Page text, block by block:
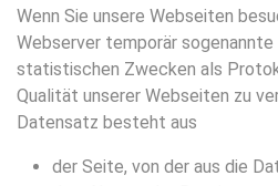
Wenn Sie unsere Webseiten
Webserver temporär
statistischen Zwecken als
Qualität unserer Webseiten zu
Datensatz besteht aus
der Seite, von der aus die